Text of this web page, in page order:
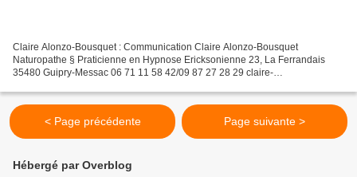
Claire Alonzo-Bousquet : Communication Claire Alonzo-Bousquet
Naturopathe § Praticienne en Hypnose Ericksonienne 23, La Ferrandais
35480 Guipry-Messac 06 71 11 58 42/09 87 27 28 29 claire-
< Page précédente Page suivante >
Hébergé par Overblog